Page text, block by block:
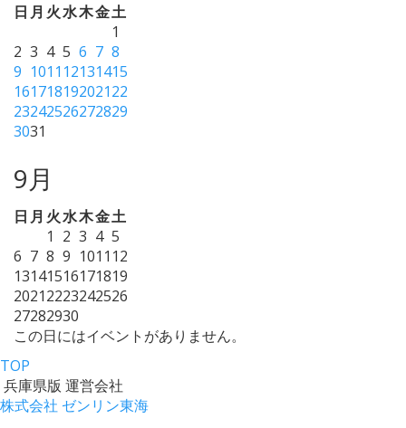
日 月 火水木金土
1
2 3 4 5 6 7 8
9 1011 12131415
16171819202122
23242526272829
3031
9月
日 月 火水木金土
1 2 3 4 5
6 7 8 9 1011 12
13141516171819
20212223242526
27282930
この日にはイベントがありません。
TOP
兵庫県版 運営会社
株式会社 ゼンリン東海